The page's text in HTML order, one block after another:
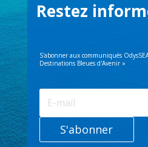
Restez
S'abonner aux communiqués
Destinations Bleues d'Avenir »
S'abonner